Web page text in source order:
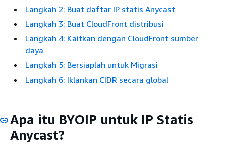
Langkah 2: Buat daftar IP statis Anycast
Langkah 3: Buat CloudFront distribusi
Langkah 4: Kaitkan dengan CloudFront sumber
daya
Langkah 5: Bersiaplah untuk Migrasi
Langkah 6: Iklankan CIDR secara global
Apa itu BYOIP untuk IP Statis
Anycast?